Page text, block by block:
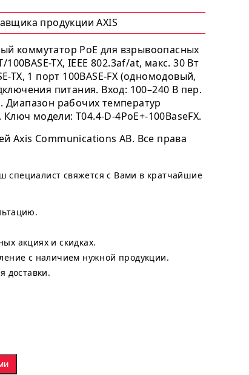
продукции AXIS
коммутатор PoE для взрывоопасных
100BASE-TX, IEEE 802.3af/at, макс. 30 Вт
TX, 1 порт 100BASE-FX (одномодовый,
питания. Вход: 100–240 В пер.
Диапазон рабочих температур
Ключ модели: T04.4-D-4PoE+-100BaseFX.
Axis Communications AB. Все права
специалист свяжется с Вами в кратчайшие
акциях и скидках.
с наличием нужной продукции.
доставки.